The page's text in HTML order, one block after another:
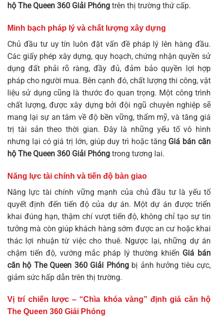
hộ The Queen 360 Giải Phóng trên thị trường thứ cấp.
Minh bạch pháp lý và chất lượng xây dựng
Chủ đầu tư uy tín luôn đặt vấn đề pháp lý lên hàng đầu.
Các giấy phép xây dựng, quy hoạch, chứng nhận quyền sử
dụng đất phải rõ ràng, đầy đủ, đảm bảo quyền lợi hợp
pháp cho người mua. Bên cạnh đó, chất lượng thi công, vật
liệu sử dụng cũng là thước đo quan trọng. Một công trình
chất lượng, được xây dựng bởi đội ngũ chuyên nghiệp sẽ
mang lại sự an tâm về độ bền vững, thẩm mỹ, và tăng giá
trị tài sản theo thời gian. Đây là những yếu tố vô hình
nhưng lại có giá trị lớn, giúp duy trì hoặc tăng Giá bán căn
hộ The Queen 360 Giải Phóng trong tương lai.
Năng lực tài chính và tiến độ bàn giao
Năng lực tài chính vững mạnh của chủ đầu tư là yếu tố
quyết định đến tiến độ của dự án. Một dự án được triển
khai đúng hạn, thậm chí vượt tiến độ, không chỉ tạo sự tin
tưởng mà còn giúp khách hàng sớm được an cư hoặc khai
thác lợi nhuận từ việc cho thuê. Ngược lại, những dự án
chậm tiến độ, vướng mắc pháp lý thường khiến Giá bán
căn hộ The Queen 360 Giải Phóngbị ảnh hưởng tiêu cực,
giảm sức hấp dẫn trên thị trường.
Vị trí chiến lược – “Chìa khóa vàng” định giá căn hộ
The Queen 360 Giải Phóng